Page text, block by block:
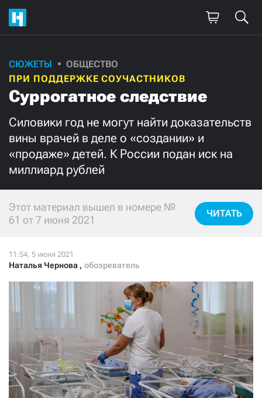
СЮЖЕТЫ
ОБЩЕСТВО
ПРИ ПОДДЕРЖКЕ СОУЧАСТНИКОВ
Суррогатное следствие
Силовики год не могут найти доказательств
вины врачей в деле о «создании» и
«продаже» детей. К России подан иск на
миллиард рублей
Этот материал вышел в номере №
61 от 7 июня 2021
ЧИТАТЬ
Наталья Чернова , обозреватель
Поддержите
нашу работу!
500
я принимаю условия
СТАТЬ СОУЧАСТНИКОМ
ПОДЕЛИТЬСЯ С ДРУЗЬЯМИ
Если у вас есть вопросы, пишите donate@novayagazeta.ru
или
+7 (929) 612-03-68